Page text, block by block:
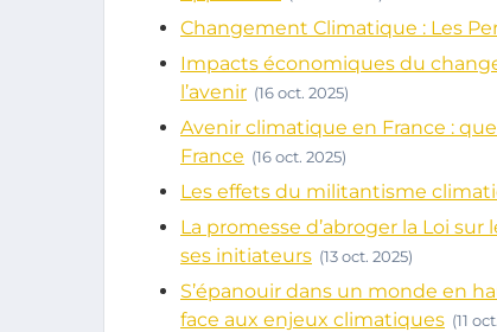
Changement Climatique : Les
Impacts économiques du
l’avenir (16 oct. 2025)
Avenir climatique en France :
France (16 oct. 2025)
Les effets du militantisme
La promesse d’abroger la Loi
ses initiateurs (13 oct. 2025)
S’épanouir dans un monde en
face aux enjeux climatiques (11